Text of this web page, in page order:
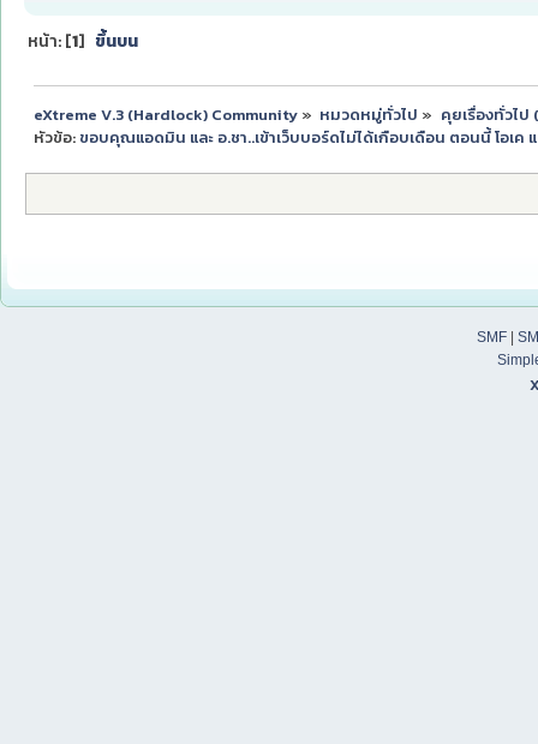
หน้า: [1] ขึ้นบน
eXtreme V.3 (Hardlock) Community» หมวดหมู่ทั่วไป » คุยเรื่องทั่วไป
หัวข้อ: ขอบคุณแอดมิน และ อ.ชา..เข้าเว็บบอร์ดไม่ได้เกือบเดือน ตอนนี้ โอเค
SMF|